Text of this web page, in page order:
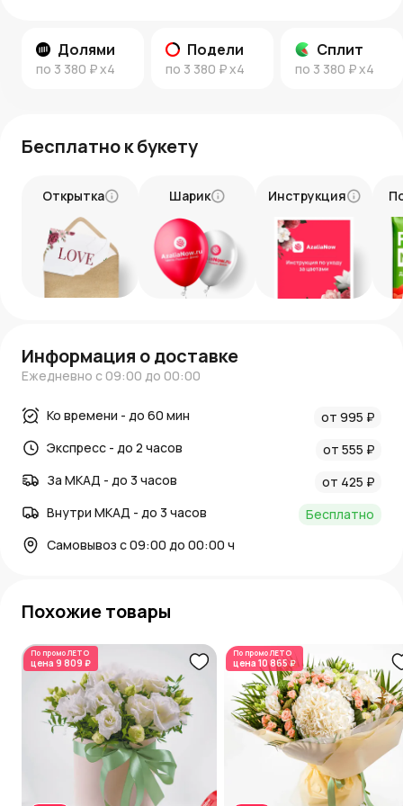
Долями
по 3 380 ₽x4
Подели
по 3 380 ₽x4
Сплит
по 3 380 ₽x4
Бесплатно к букету
Открытка Шарик Инструкция
Информация о доставке
Ежедневно с 09:00 до 00:00
Ко времени - до 60 мин
от 995 ₽
Экспресс - до 2 часов
от 555 ₽
За МКАД - до 3 часов
от 425 ₽
Внутри МКАД - до 3 часов
Бесплатно
Самовывоз с 09:00 до 00:00 ч
Похожие товары
По промоЛЕТО
цена 9 809 ₽
По промоЛЕТО
цена 10 865 ₽